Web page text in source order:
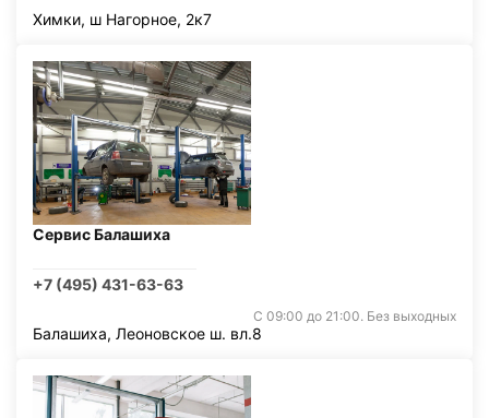
Химки, ш Нагорное, 2к7
Сервис Балашиха
+7 (495) 431-63-63
С 09:00 до 21:00. Без выходных
Балашиха, Леоновское ш. вл.8